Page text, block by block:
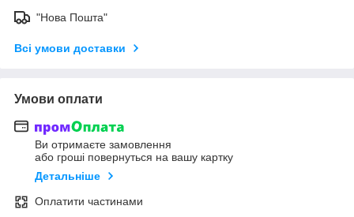
"Нова Пошта"
Всі умови доставки
Умови оплати
Ви отримаєте замовлення
або гроші повернуться на вашу картку
Детальніше
Оплатити частинами